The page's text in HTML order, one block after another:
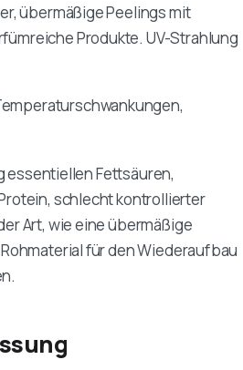
übermäßige Peelings mit
Produkte. UV-Strahlung
essentiellen Fettsäuren,
schlecht kontrollierter
Art, wie eine übermäßige
für den Wiederaufbau